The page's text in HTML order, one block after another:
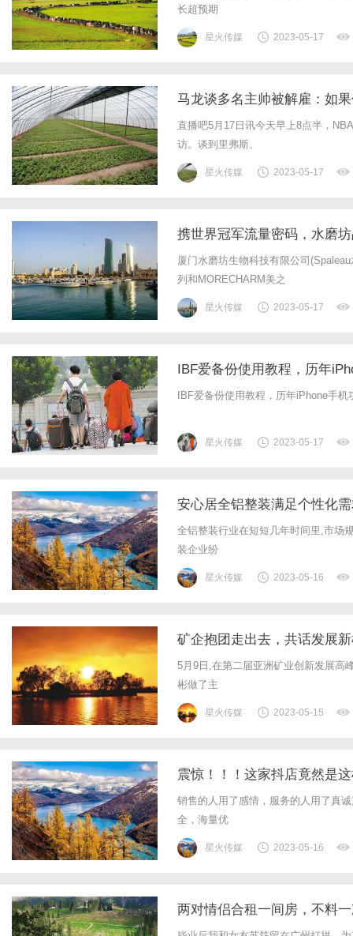
长超预期
星火传媒 2023-05-17
马龙谈多名主帅被解雇：如
直播吧5月17日讯今天早上8点半，
访。谈到里弗斯、
星火传媒 2023-05-17
携世界冠军流量密码，水磨
厦门水磨坊生物科技有限公司
列和MORECHARM美之
星火传媒 2023-05-17
IBF爱备份使用教程，历年
IBF爱备份使用教程，历年iPhone手机
星火传媒 2023-05-17
安心居全铝整装满足个性化
全铝整装行业在短短几年时间里,市场
装企业纷
星火传媒 2023-05-16
矿企抱团走出去，共话发展
5月9日,在第二届亚洲矿业创新发展高
彬做了主
星火传媒 2023-05-15
震惊！！！这家抖店竟然是
销售的人用了感情，服务的人用了真
全，海量优
星火传媒 2023-05-16
两对情侣合租一间房，不料